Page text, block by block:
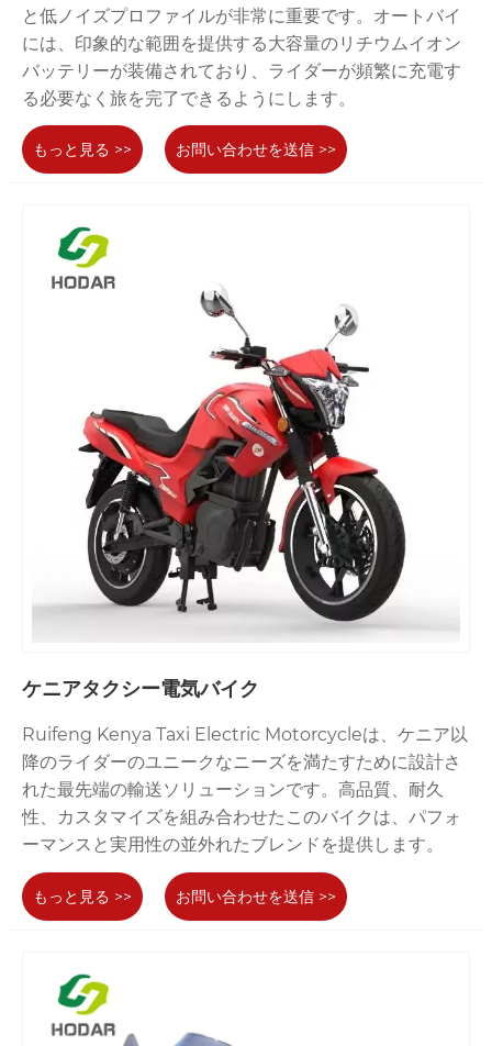
と低ノイズプロファイルが非常に重要です。オートバイ
には、印象的な範囲を提供する大容量のリチウムイオン
バッテリーが装備されており、ライダーが頻繁に充電す
る必要なく旅を完了できるようにします。
もっと見る >> お問い合わせを送信 >>
ケニアタクシー電気バイク
Ruifeng Kenya Taxi Electric Motorcycleは、ケニア以
降のライダーのユニークなニーズを満たすために設計さ
れた最先端の輸送ソリューションです。高品質、耐久
性、カスタマイズを組み合わせたこのバイクは、パフォ
ーマンスと実用性の並外れたブレンドを提供します。
もっと見る >> お問い合わせを送信 >>